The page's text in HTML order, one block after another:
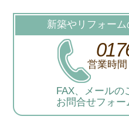
新築やリフォーム
営業時
FAX、メールの
お問合せフォー